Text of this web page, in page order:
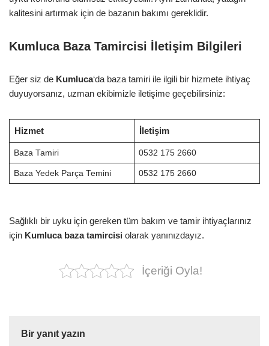
kalitesini artırmak için de bazanın bakımı gereklidir.
Kumluca Baza Tamircisi İletişim Bilgileri
Eğer siz de Kumluca‘da baza tamiri ile ilgili bir hizmete ihtiyaç
duyuyorsanız, uzman ekibimizle iletişime geçebilirsiniz:
Hizmet İletişim
Baza Tamiri 0532 175 2660
Baza Yedek Parça Temini 0532 175 2660
Sağlıklı bir uyku için gereken tüm bakım ve tamir ihtiyaçlarınız
için Kumluca baza tamircisi olarak yanınızdayız.
İçeriği Oyla!
Bir yanıt yazın